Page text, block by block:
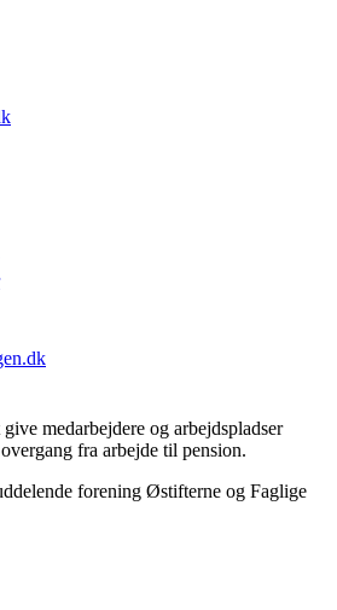
medarbejdere og arbejdspladser
fra arbejde til pension.
forening Østifterne og Faglige